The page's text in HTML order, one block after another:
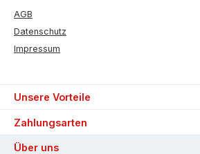
AGB
Datenschutz
Impressum
Unsere Vorteile
Zahlungsarten
Über uns